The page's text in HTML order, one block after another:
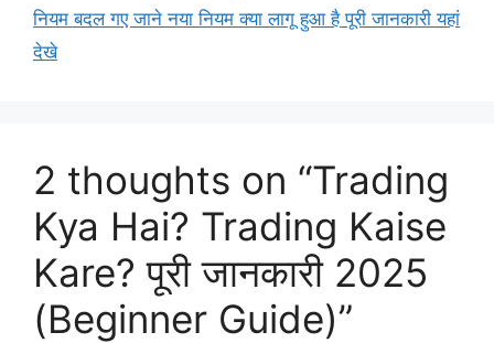
नियम बदल गए जाने नया नियम क्या लागू हुआ है पूरी जानकारी यहां
देखे
2 thoughts on “Trading
Kya Hai? Trading Kaise
Kare? पूरी जानकारी 2025
(Beginner Guide)”